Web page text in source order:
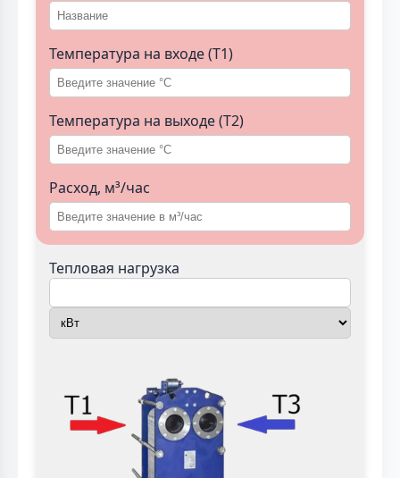
Температура на входе (T1)
Температура на выходе (T2)
Расход, м³/час
Тепловая нагрузка